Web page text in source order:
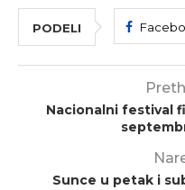
PODELI
Nacionalni festival
Sunce u petak i